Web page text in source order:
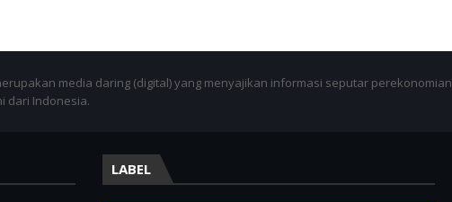
media daring (digital) yang menyajikan informasi seputar perekonomian
dari Indonesia.
LABEL